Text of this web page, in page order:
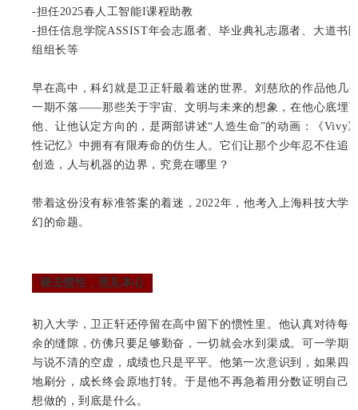
-担任2025春人工智能I课程助教
-担任信息学院ASSIST年会志愿者、毕业典礼志愿者、大道书
组组长等
早在高中，科幻就是卫正轩最着迷的世界。刘慈欣的作品他几
一期不落——那些关于宇宙、文明与未来的想象，在他心底埋
他、让他认定方向的，是两部讲述“人造生命”的动画：《Vivy
性记忆》中拥有有限寿命的仿生人。它们让那个少年忍不住追
创造，人与机器的边界，究竟在哪里？
带着这份没有标准答案的着迷，2022年，他考入上海科技大学
幻的命题。
褪去惯性，照见本心
初入大学，卫正轩还停留在高中留下的惯性里。他认真对待每
余的缝隙，仿佛只要足够勤奋，一切就会水到渠成。可一学期
与说不清的空虚，成绩也只是平平。他第一次意识到，如果四
地刷分，成长终会原地打转。于是他不再急着用分数证明自
想做的，到底是什么。